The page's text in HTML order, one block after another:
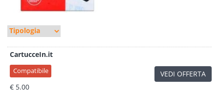
CartucceIn.it
Compatibile
€ 5.00
VEDI OFFERTA